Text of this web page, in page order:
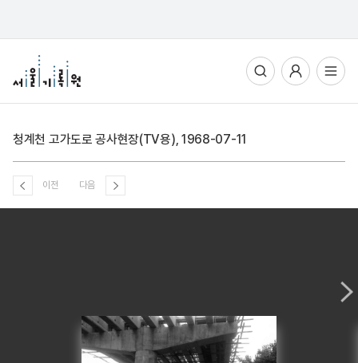
전체메뉴열기
청계천 고가도로 공사현장(TV용), 1968-07-11
이전 다음